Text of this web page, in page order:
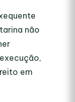
não
em